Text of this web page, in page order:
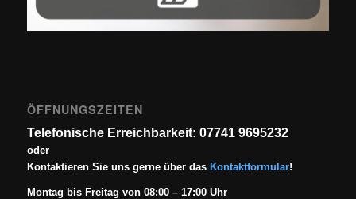
ÖFFNUNGSZEITEN
Telefonische Erreichbarkeit: 07741 9695232
oder
Kontaktieren Sie uns gerne über das Kontaktformular!
Montag bis Freitag von 08:00 – 17:00 Uhr